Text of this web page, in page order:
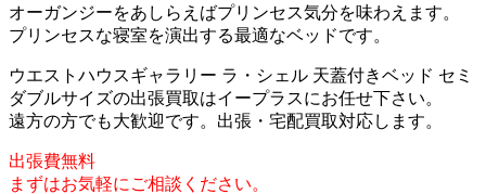
オーガンジーをあしらえばプリンセス気分を味わえます。
プリンセスな寝室を演出する最適なベッドです。
ウエストハウスギャラリー ラ・シェル 天蓋付きベッド セミ
ダブルサイズの出張買取はイープラスにお任せ下さい。
遠方の方でも大歓迎です。出張・宅配買取対応します。
出張費無料
まずはお気軽にご相談ください。